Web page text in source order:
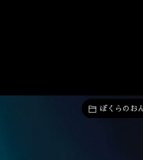
ぼくらのお